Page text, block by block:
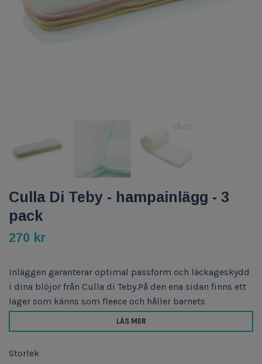
Culla Di Teby - hampainlägg - 3
pack
270 kr
Inläggen garanterar optimal passform och läckageskydd
i dina blöjor från Culla di Teby.På den ena sidan finns ett
lager som känns som fleece och håller barnets
LÄS MER
Storlek